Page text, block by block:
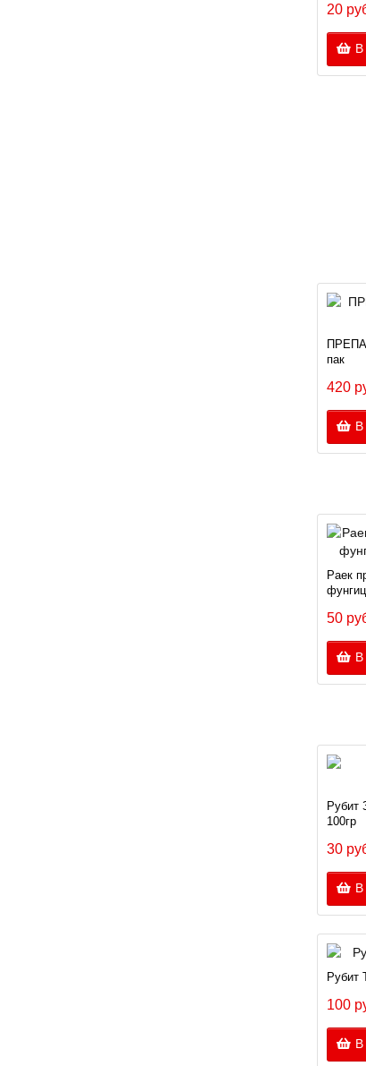
20
В
пак
420
В
Раек
50
В
Рубит
100гр
30
В
Рубит
100
В